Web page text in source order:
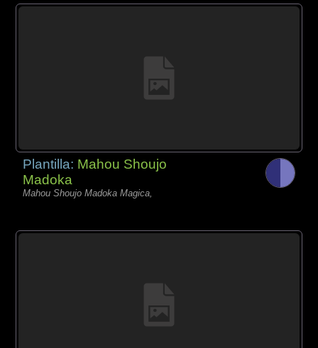
Plantilla: Mahou Shoujo
Madoka
Mahou Shoujo Madoka Magica,